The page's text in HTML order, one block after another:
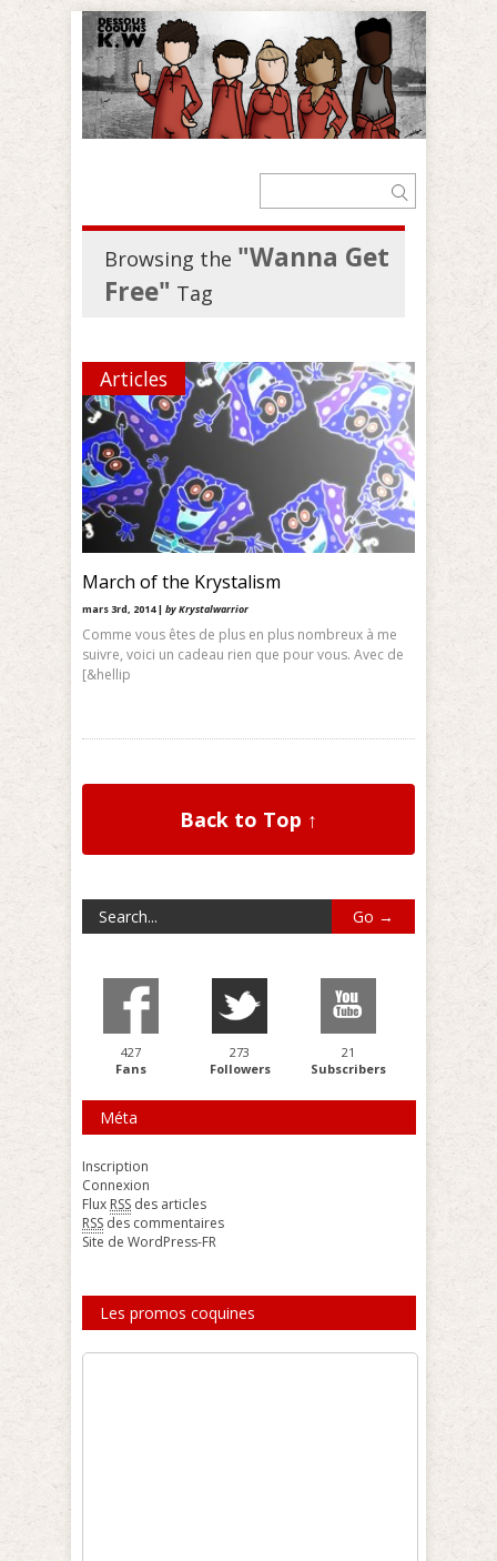
Browsing the "Wanna Get
Free" Tag
Articles
March of the Krystalism
mars 3rd, 2014 | by Krystalwarrior
Comme vous êtes de plus en plus nombreux à me
suivre, voici un cadeau rien que pour vous. Avec de
[&hellip
Back to Top ↑
427
Fans
273
Followers
21
Subscribers
Méta
Inscription
Connexion
Flux RSS des articles
RSS des commentaires
Site de WordPress-FR
Les promos coquines